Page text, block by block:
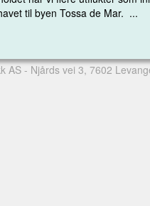
til byen Tossa de Mar. ...
AS - Njårds vei 3, 7602